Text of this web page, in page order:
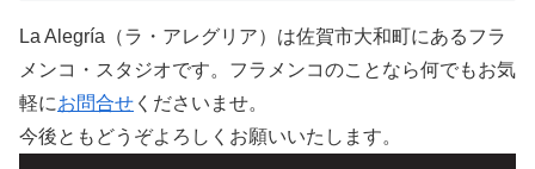
La Alegría（ラ・アレグリア）は佐賀市大和町にあるフラ
メンコ・スタジオです。フラメンコのことなら何でもお気
軽にお問合せ くださいませ。
今後ともどうぞよろしくお願いいたします。